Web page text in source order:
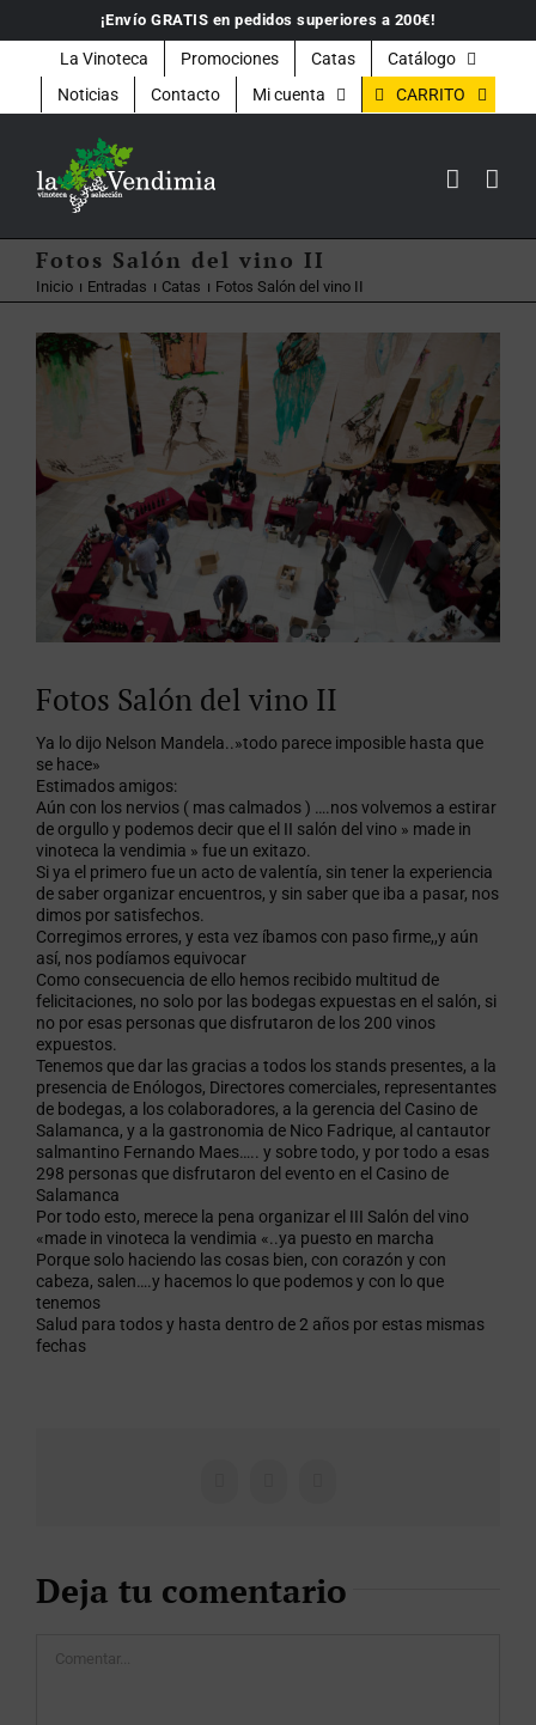
contenido
¡Envío GRATIS en pedidos superiores a 200€!
La Vinoteca Promociones Catas
Catálogo
Noticias
Contacto Mi cuenta CARRITO
Fotos Salón del vino II
Inicio Entradas Catas Fotos Salón del vino II
Ver
imagen
más
Fotos Salón del vino II
Ya lo dijo Nelson Mandela..»todo parece imposible hasta que
se hace»
Estimados amigos:
Aún con los nervios ( mas calmados ) ….nos volvemos a estirar
de orgullo y podemos decir que el II salón del vino » made in
vinoteca la vendimia » fue un exitazo.
Si ya el primero fue un acto de valentía, sin tener la experiencia
de saber organizar encuentros, y sin saber que iba a pasar, nos
dimos por satisfechos.
Corregimos errores, y esta vez íbamos con paso firme,,y aún
así, nos podíamos equivocar
Como consecuencia de ello hemos recibido multitud de
felicitaciones, no solo por las bodegas expuestas en el salón, si
no por esas personas que disfrutaron de los 200 vinos
expuestos.
Tenemos que dar las gracias a todos los stands presentes, a la
presencia de Enólogos, Directores comerciales, representantes
de bodegas, a los colaboradores, a la gerencia del Casino de
Salamanca, y a la gastronomia de Nico Fadrique, al cantautor
salmantino Fernando Maes….. y sobre todo, y por todo a esas
298 personas que disfrutaron del evento en el Casino de
Salamanca
Por todo esto, merece la pena organizar el III Salón del vino
«made in vinoteca la vendimia «..ya puesto en marcha
Porque solo haciendo las cosas bien, con corazón y con
cabeza, salen….y hacemos lo que podemos y con lo que
tenemos
Salud para todos y hasta dentro de 2 años por estas mismas
fechas
Deja tu comentario